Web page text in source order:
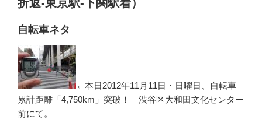
折返-東京駅-下関駅着）
自転車ネタ
←本日2012年11月11日・日曜日、自転車
累計距離「4,750km」突破！ 渋谷区大和田文化センター
前にて。